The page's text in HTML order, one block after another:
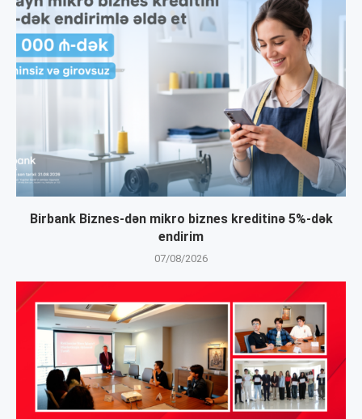
Birbank Biznes-dən mikro biznes kreditinə 5%-dək
endirim
07/08/2026